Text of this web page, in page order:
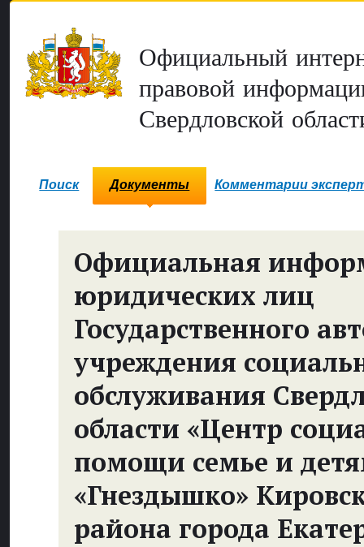
Официальный
правовой
Свердловской
Поиск Документы Комментарии
Официальная
юридических лиц
Государственного
учреждения
обслуживания
области «Центр
помощи семье и
«Гнездышко»
района города